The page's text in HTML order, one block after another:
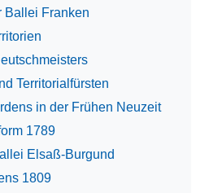
Ballei Franken
Territorialfürsten
in der Frühen Neuzeit
1789
Elsaß-Burgund
1809